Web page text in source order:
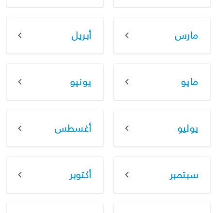
مارس أبريل
مايو يونيو
يوليو أغسطس
سبتمبر أكتوبر